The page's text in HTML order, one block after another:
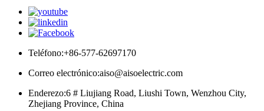
Teléfono:+86-577-62697170
Correo electrónico:aiso@aisoelectric.com
Enderezo:6 # Liujiang Road, Liushi Town, Wenzhou City,
Zhejiang Province, China